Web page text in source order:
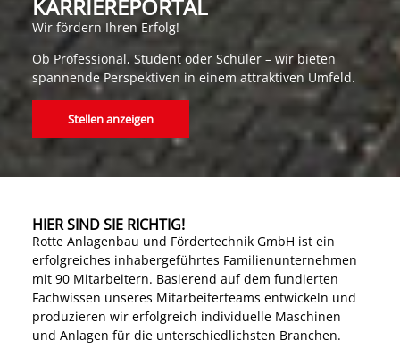
KARRIEREPORTAL
Wir fördern Ihren Erfolg!
Ob Professional, Student oder Schüler – wir bieten
spannende Perspektiven in einem attraktiven Umfeld.
Stellen anzeigen
HIER SIND SIE RICHTIG!
Rotte Anlagenbau und Fördertechnik GmbH ist ein
erfolgreiches inhabergeführtes Familienunternehmen
mit 90 Mitarbeitern. Basierend auf dem fundierten
Fachwissen unseres Mitarbeiterteams entwickeln und
produzieren wir erfolgreich individuelle Maschinen
und Anlagen für die unterschiedlichsten Branchen.